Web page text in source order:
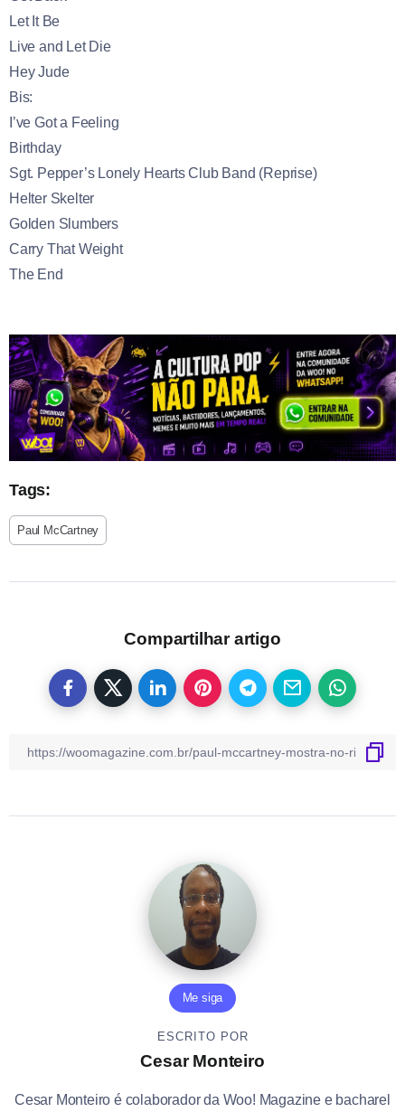
Let It Be
Live and Let Die
Hey Jude
Bis:
I’ve Got a Feeling
Birthday
Sgt. Pepper’s Lonely Hearts Club Band (Reprise)
Helter Skelter
Golden Slumbers
Carry That Weight
The End
Tags:
Paul McCartney
Compartilhar artigo
Me siga
ESCRITO POR
Cesar Monteiro
Cesar Monteiro é colaborador da Woo! Magazine e bacharel